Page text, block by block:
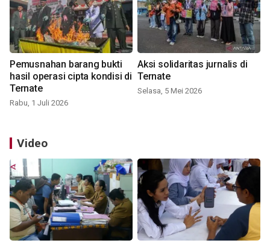
Pemusnahan barang bukti
hasil operasi cipta kondisi di
Ternate
Rabu, 1 Juli 2026
Aksi solidaritas jurnalis di
Ternate
Selasa, 5 Mei 2026
Video